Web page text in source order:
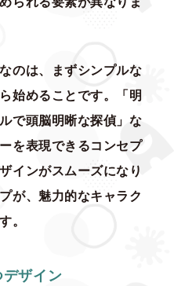
のは、まずシンプルな
始めることです。「明
で頭脳明晰な探偵」な
を表現できるコンセプ
インがスムーズになり
が、魅力的なキャラク
。
ザイン